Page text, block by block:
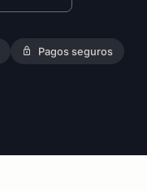
Pagos seguros